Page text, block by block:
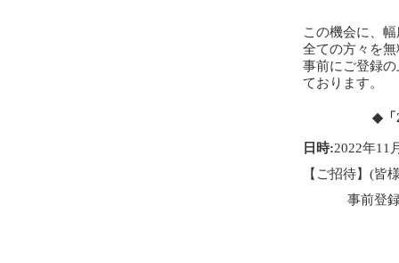
この機会に、
全ての方々を
事前にご登録
ております。
◆「
日時:2022年11
【ご招待】(皆
事前登